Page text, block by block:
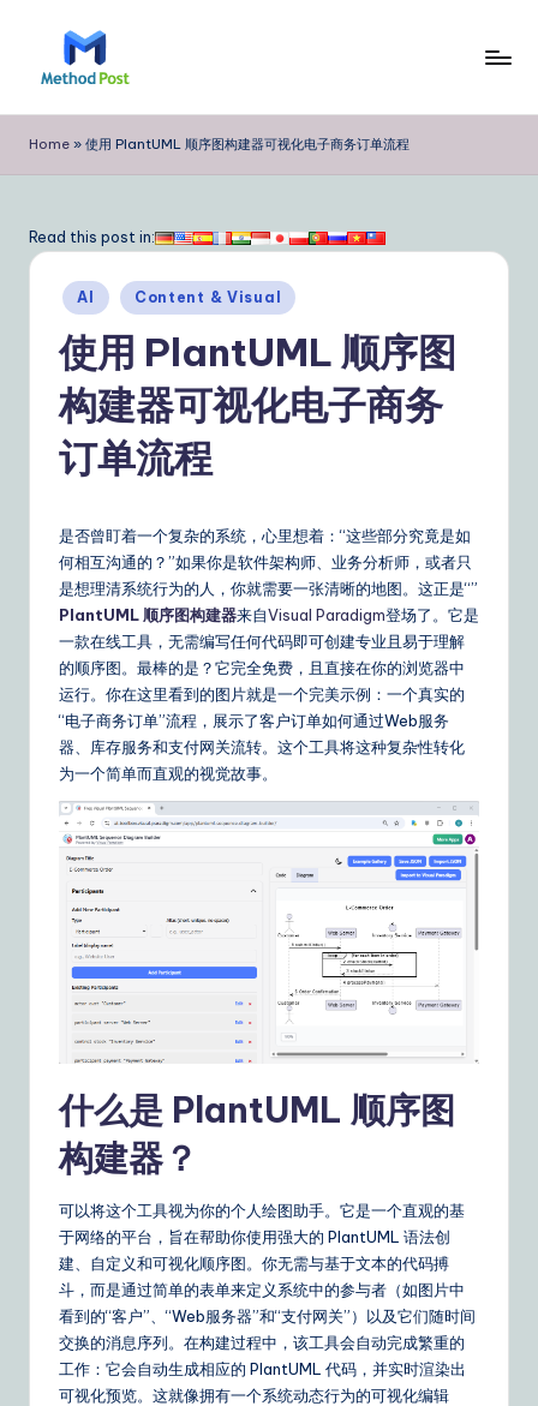
e
t
o
P
m
fi
C
hi
Y
D
ai
ly
G
ui
Home » 使用 PlantUML 顺序图构建器可视化电子商务订单流程
Read this post in:
Posted
in
AI Content & Visual
使用 PlantUML 顺序图
构建器可视化电子商务
订单流程
是否曾盯着一个复杂的系统，心里想着：“这些部分究竟是如
何相互沟通的？”如果你是软件架构师、业务分析师，或者只
是想理清系统行为的人，你就需要一张清晰的地图。这正是“”
PlantUML 顺序图构建器来自Visual Paradigm登场了。它是
一款在线工具，无需编写任何代码即可创建专业且易于理解
的顺序图。最棒的是？它完全免费，且直接在你的浏览器中
运行。你在这里看到的图片就是一个完美示例：一个真实的
“电子商务订单”流程，展示了客户订单如何通过Web服务
器、库存服务和支付网关流转。这个工具将这种复杂性转化
为一个简单而直观的视觉故事。
什么是 PlantUML 顺序图
构建器？
可以将这个工具视为你的个人绘图助手。它是一个直观的基
于网络的平台，旨在帮助你使用强大的 PlantUML 语法创
建、自定义和可视化顺序图。你无需与基于文本的代码搏
斗，而是通过简单的表单来定义系统中的参与者（如图片中
看到的“客户”、“Web服务器”和“支付网关”）以及它们随时间
交换的消息序列。在构建过程中，该工具会自动完成繁重的
工作：它会自动生成相应的 PlantUML 代码，并实时渲染出
可视化预览。这就像拥有一个系统动态行为的可视化编辑